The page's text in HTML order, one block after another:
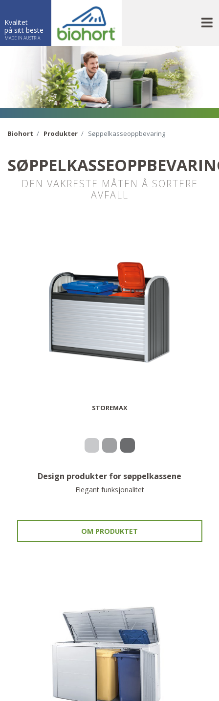
Kvalitet
på sitt beste
MADE IN AUSTRIA
Biohort Produkter Søppelkasseoppbevaring
DEN VAKRESTE MÅTEN Å SORTERE
AVFALL
STOREMAX
Design produkter for søppelkassene
Elegant funksjonalitet
OM PRODUKTET